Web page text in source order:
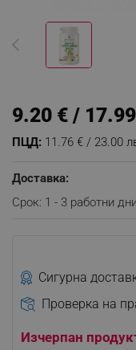
ПЦД: 11.76 € / 23.00
9.20 € /
Доставка:
Срок: 1 - 3 работни
Сигурна
Проверка на
Изчерпан